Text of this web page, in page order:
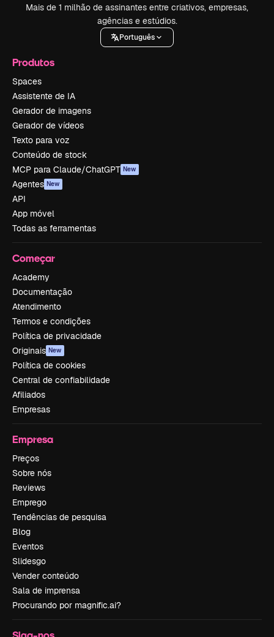
Mais de 1 milhão de assinantes entre criativos, empresas,
agências e estúdios.
Português
Produtos
Spaces
Assistente de IA
Gerador de imagens
Gerador de vídeos
Texto para voz
Conteúdo de stock
MCP para Claude/ChatGPT New
Agentes New
API
App móvel
Todas as ferramentas
Começar
Academy
Documentação
Atendimento
Termos e condições
Política de privacidade
Originais New
Política de cookies
Central de confiabilidade
Afiliados
Empresas
Empresa
Preços
Sobre nós
Reviews
Emprego
Tendências de pesquisa
Blog
Eventos
Slidesgo
Vender conteúdo
Sala de imprensa
Procurando por magnific.ai?